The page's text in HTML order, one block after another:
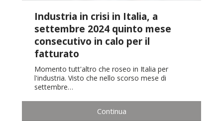
Industria in crisi in Italia, a
settembre 2024 quinto mese
consecutivo in calo per il
fatturato
Momento tutt'altro che roseo in Italia per
l'industria. Visto che nello scorso mese di
settembre…
Continua